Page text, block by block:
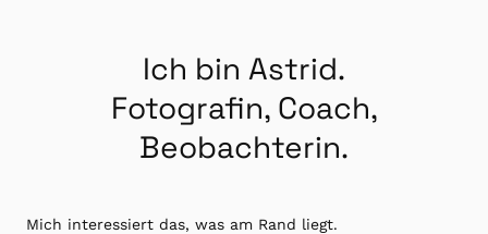
Ich bin Astrid.
Fotografin, Coach,
Beobachterin.
Mich interessiert das, was am Rand liegt.